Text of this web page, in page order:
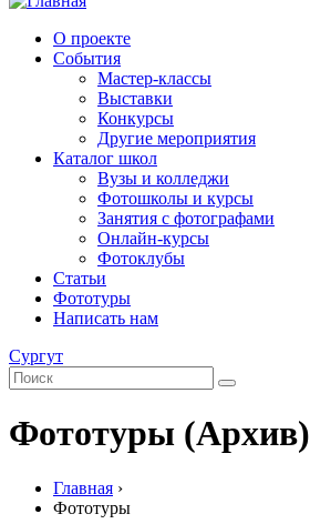
О проекте
События
Мастер-классы
Выставки
Конкурсы
Другие мероприятия
Каталог школ
Вузы и колледжи
Фотошколы и курсы
Занятия с фотографами
Онлайн-курсы
Фотоклубы
Статьи
Фототуры
Написать нам
Сургут
Фототуры (Архив)
Главная ›
Фототуры